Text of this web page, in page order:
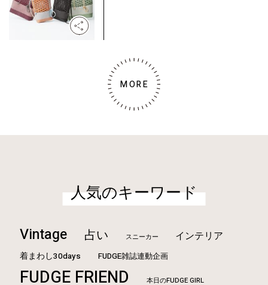
MORE
人気のキーワード
Vintage 占い スニーカー インテリア
着まわし30days FUDGE雑誌連動企画
FUDGE FRIEND 本日のFUDGE GIRL